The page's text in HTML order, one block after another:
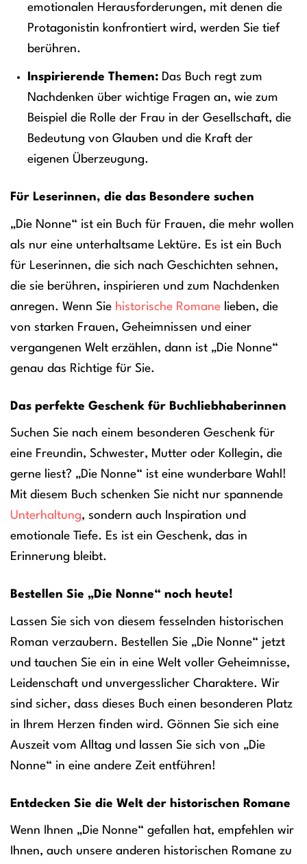
emotionalen Herausforderungen, mit denen die
Protagonistin konfrontiert wird, werden Sie tief
berühren.
Inspirierende Themen:Das Buch regt zum
Nachdenken über wichtige Fragen an, wie zum
Beispiel die Rolle der Frau in der Gesellschaft, die
Bedeutung von Glauben und die Kraft der
eigenen Überzeugung.
Für Leserinnen, die das Besondere suchen
„Die Nonne“ ist ein Buch für Frauen, die mehr wollen
als nur eine unterhaltsame Lektüre. Es ist ein Buch
für Leserinnen, die sich nach Geschichten sehnen,
die sie berühren, inspirieren und zum Nachdenken
anregen. Wenn Sie historische Romane lieben, die
von starken Frauen, Geheimnissen und einer
vergangenen Welt erzählen, dann ist „Die Nonne“
genau das Richtige für Sie.
Das perfekte Geschenk für Buchliebhaberinnen
Suchen Sie nach einem besonderen Geschenk für
eine Freundin, Schwester, Mutter oder Kollegin, die
gerne liest? „Die Nonne“ ist eine wunderbare Wahl!
Mit diesem Buch schenken Sie nicht nur spannende
Unterhaltung, sondern auch Inspiration und
emotionale Tiefe. Es ist ein Geschenk, das in
Erinnerung bleibt.
Bestellen Sie „Die Nonne“ noch heute!
Lassen Sie sich von diesem fesselnden historischen
Roman verzaubern. Bestellen Sie „Die Nonne“ jetzt
und tauchen Sie ein in eine Welt voller Geheimnisse,
Leidenschaft und unvergesslicher Charaktere. Wir
sind sicher, dass dieses Buch einen besonderen Platz
in Ihrem Herzen finden wird. Gönnen Sie sich eine
Auszeit vom Alltag und lassen Sie sich von „Die
Nonne“ in eine andere Zeit entführen!
Entdecken Sie die Welt der historischen Romane
Wenn Ihnen „Die Nonne“ gefallen hat, empfehlen wir
Ihnen, auch unsere anderen historischen Romane zu